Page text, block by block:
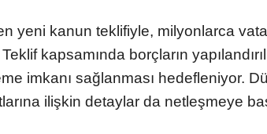
yeni kanun teklifiyle, milyonlarca
kapsamında borçların
imkanı sağlanması hedefleniyor.
ilişkin detaylar da netleşmeye